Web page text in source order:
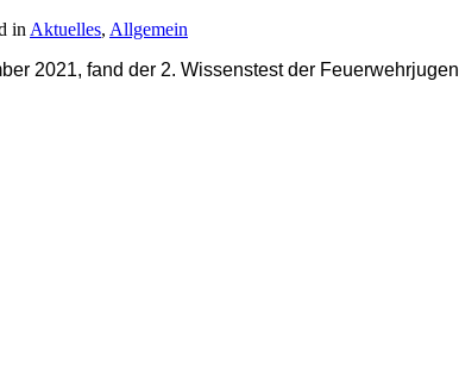
in Aktuelles, Allgemein
2021, fand der 2. Wissenstest der